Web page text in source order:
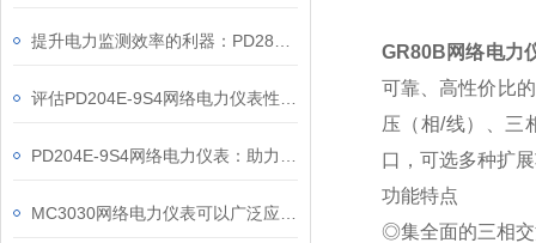
GR80B 网络电力
可靠、高性价比
压（相/线）、三
口，可选多种扩
功能特点
◎集全面的三相